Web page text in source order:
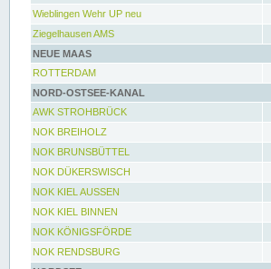
Wieblingen Wehr UP neu
Ziegelhausen AMS
NEUE MAAS
ROTTERDAM
NORD-OSTSEE-KANAL
AWK STROHBRÜCK
NOK BREIHOLZ
NOK BRUNSBÜTTEL
NOK DÜKERSWISCH
NOK KIEL AUSSEN
NOK KIEL BINNEN
NOK KÖNIGSFÖRDE
NOK RENDSBURG